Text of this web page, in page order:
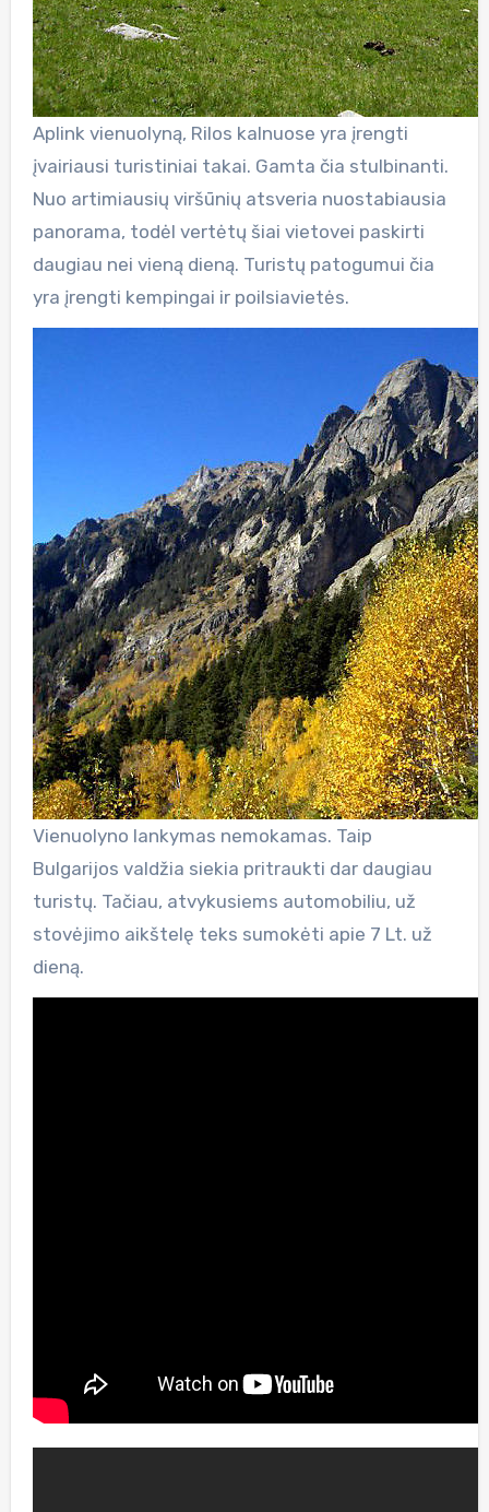
Aplink vienuolyną, Rilos kalnuose yra įrengti
įvairiausi turistiniai takai. Gamta čia stulbinanti.
Nuo artimiausių viršūnių atsveria nuostabiausia
panorama, todėl vertėtų šiai vietovei paskirti
daugiau nei vieną dieną. Turistų patogumui čia
yra įrengti kempingai ir poilsiavietės.
Vienuolyno lankymas nemokamas. Taip
Bulgarijos valdžia siekia pritraukti dar daugiau
turistų. Tačiau, atvykusiems automobiliu, už
stovėjimo aikštelę teks sumokėti apie 7 Lt. už
dieną.